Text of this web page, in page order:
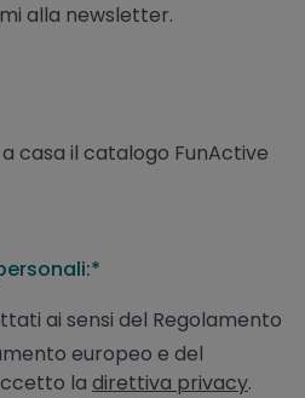
alla newsletter.
casa il catalogo FunActive
ai sensi del Regolamento
europeo e del
la direttiva privacy.